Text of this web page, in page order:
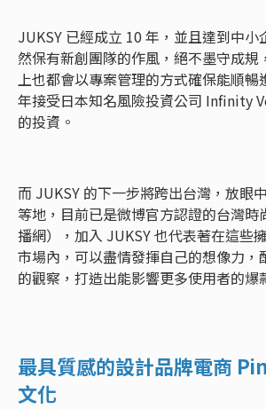
JUKSY 已經成立 10 年，並且達到中小
然保有新創團隊的作風，絕不墨守成規
上也都會以專案管理的方式確保能順暢
年接受日本知名風險投資公司 Infinity
的投資。
而 JUKSY 的下一步將跨出台灣，放眼
等地，目前已是微博官方認證的台灣時
播網），加入 JUKSY 也代表著在這些
市場內，可以盡情發揮自己的想像力，
的觀察，打造出能影響更多使用者的爆
最具質感的設計品牌電商
文化